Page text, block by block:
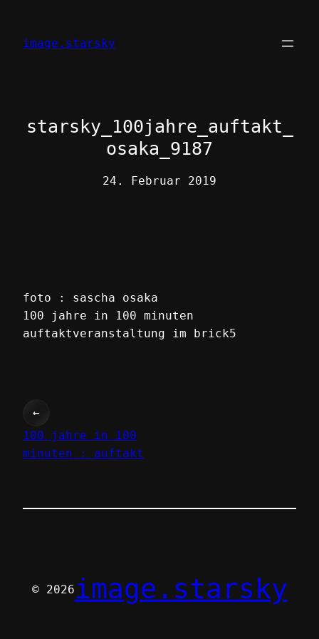
springen
image.starsky
starsky_100jahre_auftakt_
osaka_9187
24. Februar 2019
foto : sascha osaka
100 jahre in 100 minuten
auftaktveranstaltung im brick5
←
100 jahre in 100
minuten : auftakt
© 2026 image.starsky